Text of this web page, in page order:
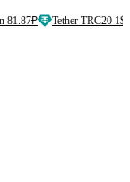
Tether TRC20 1$ →